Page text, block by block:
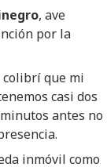
, ave
por la
que mi
casi dos
antes no
inmóvil como